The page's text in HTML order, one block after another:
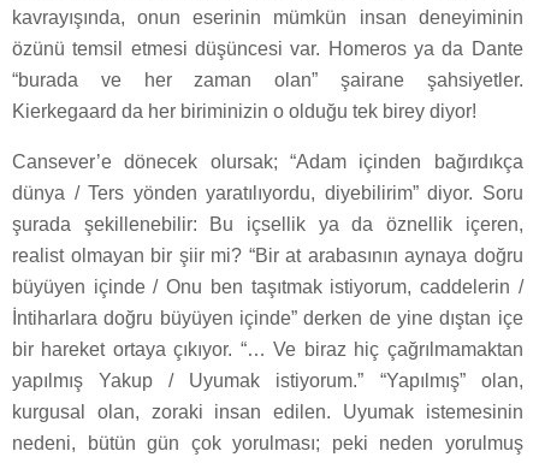
kavrayışında, onun eserinin mümkün insan deneyiminin
özünü temsil etmesi düşüncesi var. Homeros ya da Dante
“burada ve her zaman olan” şairane şahsiyetler.
Kierkegaard da her biriminizin o olduğu tek birey diyor!
Cansever’e dönecek olursak; “Adam içinden bağırdıkça
dünya / Ters yönden yaratılıyordu, diyebilirim” diyor. Soru
şurada şekillenebilir: Bu içsellik ya da öznellik içeren,
realist olmayan bir şiir mi? “Bir at arabasının aynaya doğru
büyüyen içinde / Onu ben taşıtmak istiyorum, caddelerin /
İntiharlara doğru büyüyen içinde” derken de yine dıştan içe
bir hareket ortaya çıkıyor. “… Ve biraz hiç çağrılmamaktan
yapılmış Yakup / Uyumak istiyorum.” “Yapılmış” olan,
kurgusal olan, zoraki insan edilen. Uyumak istemesinin
nedeni, bütün gün çok yorulması; peki neden yorulmuş